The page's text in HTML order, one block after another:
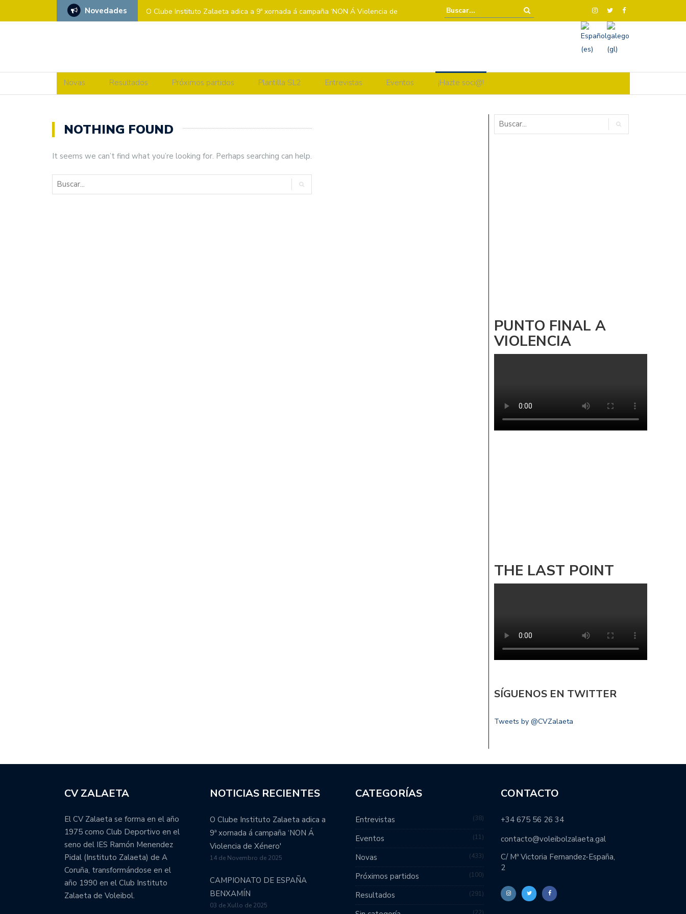
Novedades
O Clube Instituto Zalaeta adica a 9ª xornada á campaña ‘NON Á Violencia de
Xénero’
𝗖𝗔𝗠𝗣𝗜𝗢𝗔𝗦 𝗚𝗔𝗟𝗘𝗚𝗔𝗦 𝗕𝗘𝗡𝗫𝗔𝗠Í𝗡 SEGUNDA VOLTA DA LIGA REGULAR
SF2: CV ZALAETA Vs FEDE ASCENSORES LA LAGUNA
MÉRCORES CON M DE MADRIÑA: INÉS RIVAS
Novas Resultados Próximos partidos Plantilla SL2 Entrevistas Eventos ¡Hazte soci@!
NOTHING FOUND
It seems we can’t find what you’re looking for. Perhaps searching can help.
PUNTO FINAL A
VIOLENCIA
THE LAST POINT
SÍGUENOS EN TWITTER
Tweets by @CVZalaeta
CV ZALAETA
El CV Zalaeta se forma en el año
1975 como Club Deportivo en el
seno del IES Ramón Menendez
Pidal (Instituto Zalaeta) de A
Coruña, transformándose en el
año 1990 en el Club Instituto
Zalaeta de Voleibol.
NOTICIAS RECIENTES
O Clube Instituto Zalaeta adica a
9ª xornada á campaña ‘NON Á
Violencia de Xénero'
14 de Novembro de 2025
CAMPIONATO DE ESPAÑA
BENXAMÍN
03 de Xullo de 2025
CATEGORÍAS
Entrevistas 38
Eventos 11
Novas 433
Próximos partidos 100
Resultados 291
CONTACTO
+34 675 56 26 34
contacto@voleibolzalaeta.gal
C/ Mª Victoria Fernandez-España,
2